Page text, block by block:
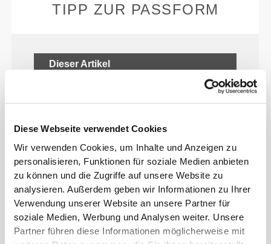
Diese Webseite verwendet Cookies
Wir verwenden Cookies, um Inhalte und Anzeigen zu
personalisieren, Funktionen für soziale Medien anbieten
zu können und die Zugriffe auf unsere Website zu
analysieren. Außerdem geben wir Informationen zu Ihrer
Verwendung unserer Website an unsere Partner für
soziale Medien, Werbung und Analysen weiter. Unsere
Partner führen diese Informationen möglicherweise mit
TIPP ZUR PASSFORM
Dieser Artikel
Fühle deinen Körper mit jeder